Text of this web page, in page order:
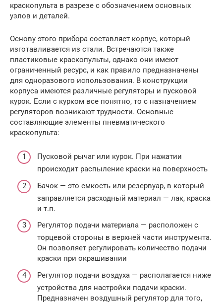
краскопульта в разрезе с обозначением основных
узлов и деталей.
Основу этого прибора составляет корпус, который
изготавливается из стали. Встречаются также
пластиковые краскопульты, однако они имеют
ограниченный ресурс, и как правило предназначены
для одноразового использования. В конструкции
корпуса имеются различные регуляторы и пусковой
курок. Если с курком все понятно, то с назначением
регуляторов возникают трудности. Основные
составляющие элементы пневматического
краскопульта:
Пусковой рычаг или курок. При нажатии
происходит распыление краски на поверхность
Бачок — это емкость или резервуар, в который
заправляется расходный материал — лак, краска
и т.п.
Регулятор подачи материала — расположен с
торцевой стороны в верхней части инструмента.
Он позволяет регулировать количество подачи
краски при окрашивании
Регулятор подачи воздуха — располагается ниже
устройства для настройки подачи краски.
Предназначен воздушный регулятор для того,